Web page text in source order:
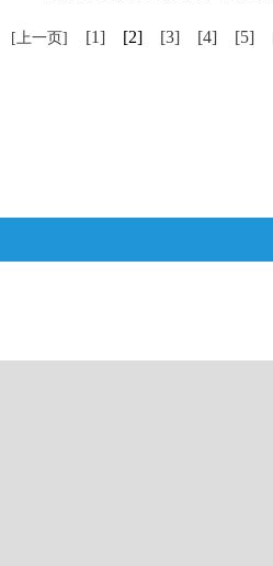
[上一页] [1] [2] [3] [4] [5]